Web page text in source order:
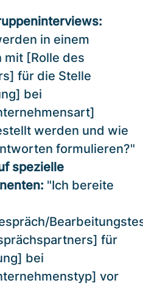
in einem
mit [Rolle des
für die Stelle
bei
werden und wie
formulieren?"
spezielle
"Ich bereite
für
bei
vor